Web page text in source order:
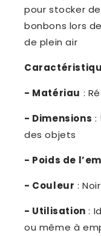
pour stocker
bonbons lors
de plein air
- Matériau :
- Dimensions :
des objets
- Poids de
- Couleur :
- Utilisation :
ou même à